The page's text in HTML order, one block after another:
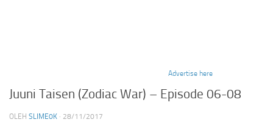
Advertise here
Juuni Taisen (Zodiac War) – Episode 06-08
OLEH SLIME0K · 28/11/2017